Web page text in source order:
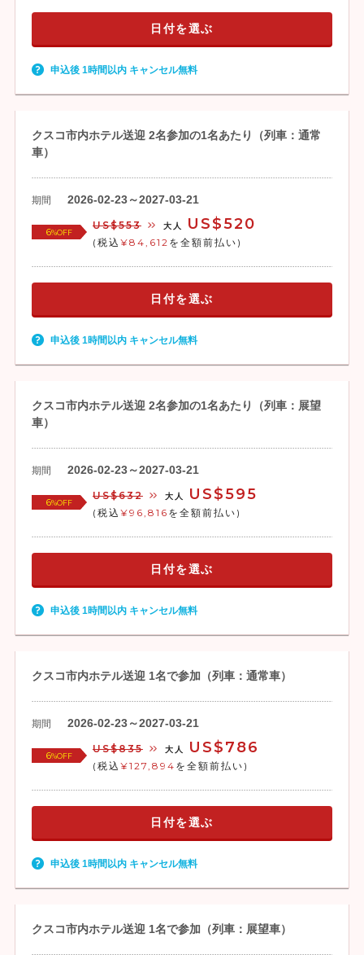
日付を選ぶ
申込後 1時間以内 キャンセル無料
クスコ市内ホテル送迎 2名参加の1名あたり（列車：通常
車）
期間 2026-02-23～2027-03-21
6%OFF
US$553 大人 US$520
(税込 ¥84,612 を全額前払い)
日付を選ぶ
申込後 1時間以内 キャンセル無料
クスコ市内ホテル送迎 2名参加の1名あたり（列車：展望
車）
期間 2026-02-23～2027-03-21
6%OFF
US$632 大人 US$595
(税込 ¥96,816 を全額前払い)
日付を選ぶ
申込後 1時間以内 キャンセル無料
クスコ市内ホテル送迎 1名で参加（列車：通常車）
期間 2026-02-23～2027-03-21
6%OFF
US$835 大人 US$786
(税込 ¥127,894 を全額前払い)
日付を選ぶ
申込後 1時間以内 キャンセル無料
クスコ市内ホテル送迎 1名で参加（列車：展望車）